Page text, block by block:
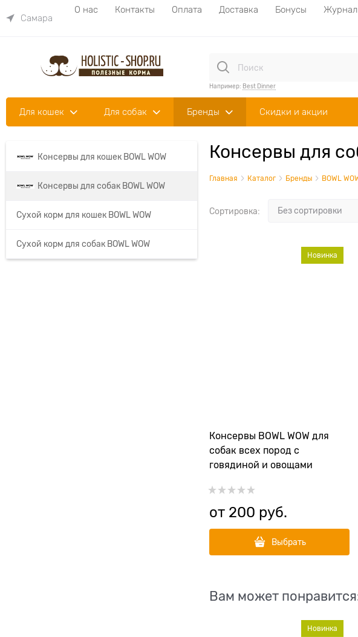
Самара
О нас Контакты Оплата Доставка Бонусы
Журнал
Например: Best Dinner
Для кошек Для собак Бренды Скидки и акции
Консервы для кошек BOWL WOW
Консервы для собак BOWL WOW
Сухой корм для кошек BOWL WOW
Сухой корм для собак BOWL WOW
Консервы для
Главная Каталог Бренды BOWL
Сортировка:
Консервы BOWL WOW для
собак всех пород с
говядиной и овощами
Новинка
от 200 руб.
Выбрать
Вам может
Новинка